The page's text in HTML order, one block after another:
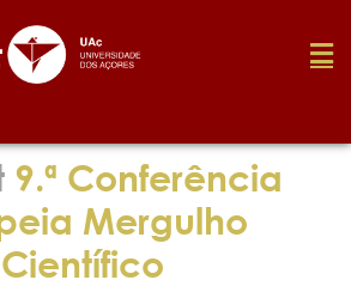
9.ª Conferência
Mergulho
Científico